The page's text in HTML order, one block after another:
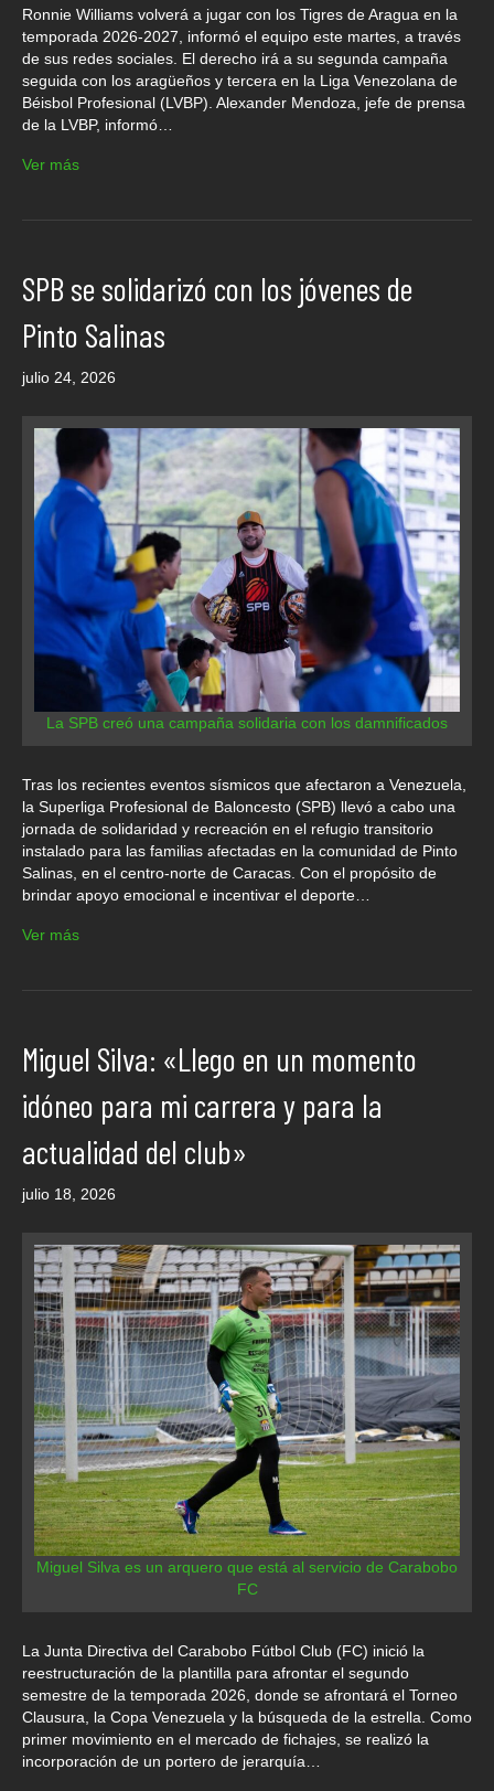
Ronnie Williams volverá a jugar con los Tigres de Aragua en la
temporada 2026-2027, informó el equipo este martes, a través
de sus redes sociales. El derecho irá a su segunda campaña
seguida con los aragüeños y tercera en la Liga Venezolana de
Béisbol Profesional (LVBP). Alexander Mendoza, jefe de prensa
de la LVBP, informó…
Ver más
SPB se solidarizó con los jóvenes de
Pinto Salinas
julio 24, 2026
La SPB creó una campaña solidaria con los damnificados
Tras los recientes eventos sísmicos que afectaron a Venezuela,
la Superliga Profesional de Baloncesto (SPB) llevó a cabo una
jornada de solidaridad y recreación en el refugio transitorio
instalado para las familias afectadas en la comunidad de Pinto
Salinas, en el centro-norte de Caracas. Con el propósito de
brindar apoyo emocional e incentivar el deporte…
Ver más
Miguel Silva: «Llego en un momento
idóneo para mi carrera y para la
actualidad del club»
julio 18, 2026
Miguel Silva es un arquero que está al servicio de Carabobo
FC
La Junta Directiva del Carabobo Fútbol Club (FC) inició la
reestructuración de la plantilla para afrontar el segundo
semestre de la temporada 2026, donde se afrontará el Torneo
Clausura, la Copa Venezuela y la búsqueda de la estrella. Como
primer movimiento en el mercado de fichajes, se realizó la
incorporación de un portero de jerarquía…